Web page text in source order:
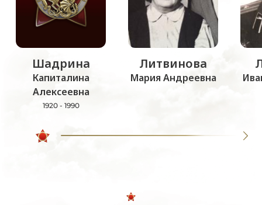
Шадрина
Капиталина
Алексеевна
1920 - 1990
Литвинова
Мария Андреевна